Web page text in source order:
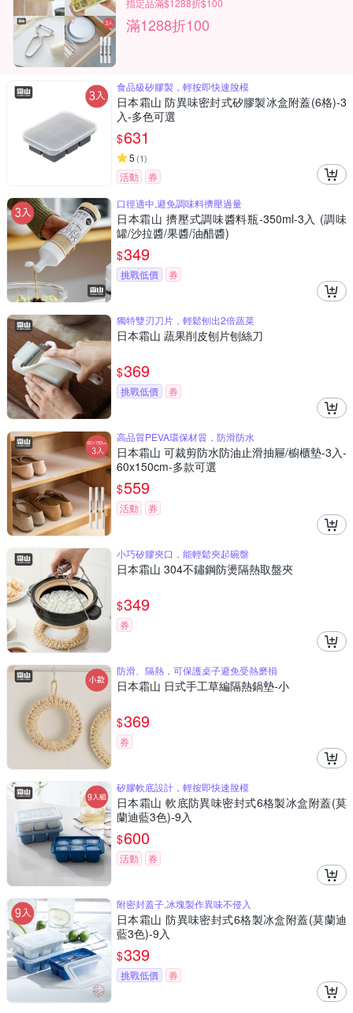
指定品滿$1288折$100
滿1288折100
食品級矽膠製，輕按即快速脫模
日本霜山 防異味密封式矽膠製冰盒附蓋(6格)-3
入-多色可選
$631
5 (1)
活動
券
口徑適中,避免調味料擠壓過量
日本霜山 擠壓式調味醬料瓶-350ml-3入 (調味
罐/沙拉醬/果醬/油醋醬)
$349
挑戰低價 券
獨特雙刃刀片，輕鬆刨出2倍蔬菜
日本霜山 蔬果削皮刨片刨絲刀
$369
挑戰低價 券
高品質PEVA環保材質，防滑防水
日本霜山 可裁剪防水防油止滑抽屜/櫥櫃墊-3入-
60x150cm-多款可選
$559
活動 券
小巧矽膠夾口，能輕鬆夾起碗盤
日本霜山 304不鏽鋼防燙隔熱取盤夾
$349
券
防滑、隔熱，可保護桌子避免受熱磨損
日本霜山 日式手工草編隔熱鍋墊-小
$369
券
矽膠軟底設計，輕按即快速脫模
日本霜山 軟底防異味密封式6格製冰盒附蓋(莫
蘭迪藍3色)-9入
$600
活動 券
附密封蓋子,冰塊製作異味不侵入
日本霜山 防異味密封式6格製冰盒附蓋(莫蘭迪
藍3色)-9入
$339
挑戰低價 券